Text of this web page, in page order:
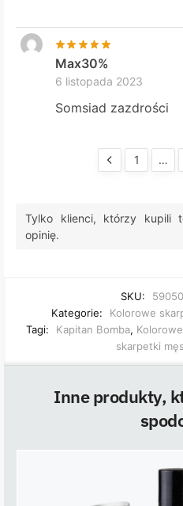
Max30%
6 listopada 2023
Somsiad zazdrości
1 …
Tylko klienci, którzy kupili
opinię.
SKU:
Kategorie:
Kolorowe
Tagi:
Kapitan Bomba,
skarpetki
Inne produkty,